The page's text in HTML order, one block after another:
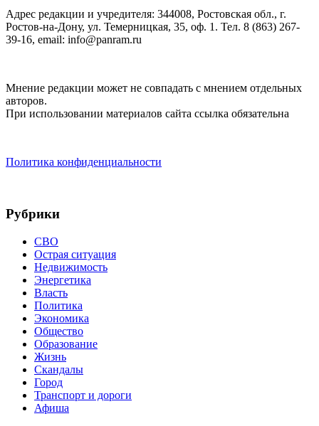
Адрес редакции и учредителя: 344008, Ростовская обл., г.
Ростов-на-Дону, ул. Темерницкая, 35, оф. 1. Тел. 8 (863) 267-
39-16, email: info@panram.ru
Мнение редакции может не совпадать с мнением отдельных
авторов.
При использовании материалов сайта ссылка обязательна
Политика конфиденциальности
Рубрики
СВО
Острая ситуация
Недвижимость
Энергетика
Власть
Политика
Экономика
Общество
Образование
Жизнь
Скандалы
Город
Транспорт и дороги
Афиша